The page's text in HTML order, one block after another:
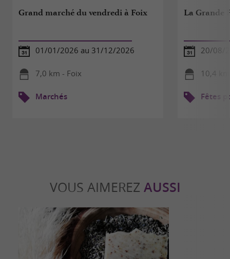
Grand marché du vendredi à Foix
01/01/2026 au 31/12/2026
7,0 km - Foix
Marchés
La Grande
20/08/
10,4
Fêtes
VOUS AIMEREZ AUSSI